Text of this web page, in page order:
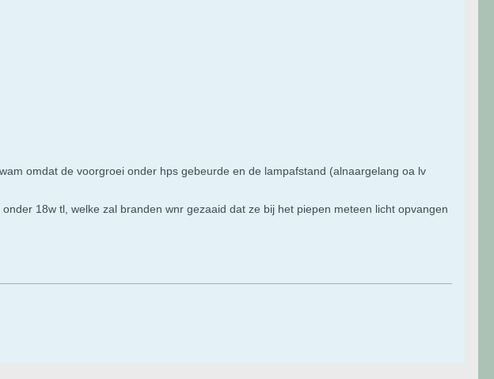
omdat de voorgroei onder hps gebeurde en de lampafstand (alnaargelang oa lv
18w tl, welke zal branden wnr gezaaid dat ze bij het piepen meteen licht opvangen